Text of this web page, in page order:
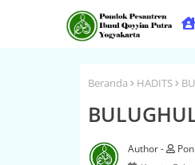
Beranda HADITS